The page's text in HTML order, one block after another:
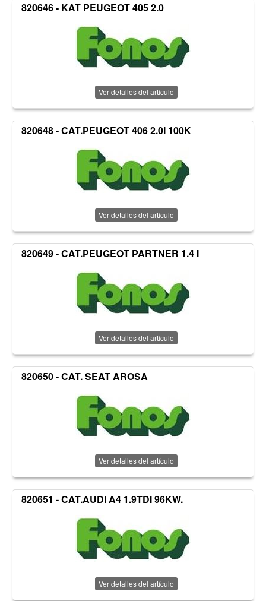
820646 - KAT PEUGEOT 405 2.0
Ver detalles del artículo
820648 - CAT.PEUGEOT 406 2.0I 100K
Ver detalles del artículo
820649 - CAT.PEUGEOT PARTNER 1.4 I
Ver detalles del artículo
820650 - CAT. SEAT AROSA
Ver detalles del artículo
820651 - CAT.AUDI A4 1.9TDI 96KW.
Ver detalles del artículo